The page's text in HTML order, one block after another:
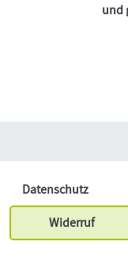
und
Datenschutz
Widerruf